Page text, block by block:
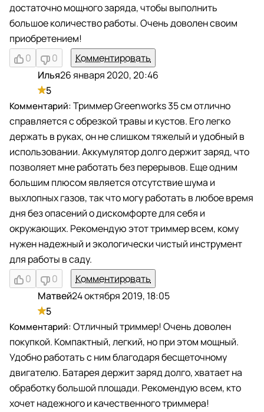
достаточно мощного заряда, чтобы выполнить
большое количество работы. Очень доволен своим
приобретением!
0
0
Комментировать
Илья26 января 2020, 20:46
5
Триммер Greenworks 35 см отлично
справляется с обрезкой травы и кустов. Его легко
держать в руках, он не слишком тяжелый и удобный в
использовании. Аккумулятор долго держит заряд, что
позволяет мне работать без перерывов. Еще одним
большим плюсом является отсутствие шума и
выхлопных газов, так что могу работать в любое время
дня без опасений о дискомфорте для себя и
окружающих. Рекомендую этот триммер всем, кому
нужен надежный и экологически чистый инструмент
для работы в саду.
0
0
Комментировать
Матвей24 октября 2019, 18:05
5
Отличный триммер! Очень доволен
покупкой. Компактный, легкий, но при этом мощный.
Удобно работать с ним благодаря бесщеточному
двигателю. Батарея держит заряд долго, хватает на
обработку большой площади. Рекомендую всем, кто
хочет надежного и качественного триммера!